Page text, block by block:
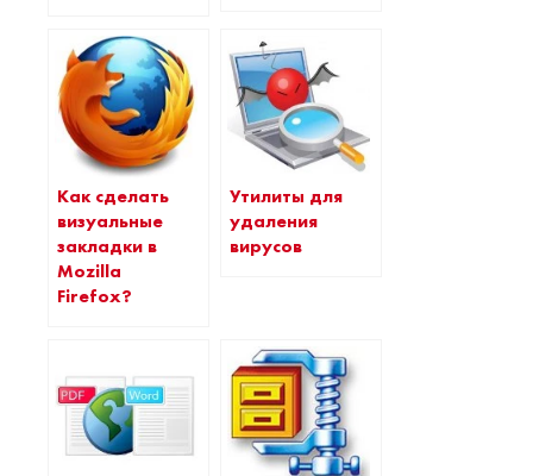
Как сделать
визуальные
закладки в
Mozilla
Firefox?
Утилиты для
удаления
вирусов